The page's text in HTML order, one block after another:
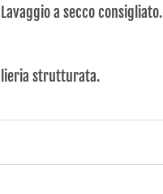
a secco consigliato.
strutturata.